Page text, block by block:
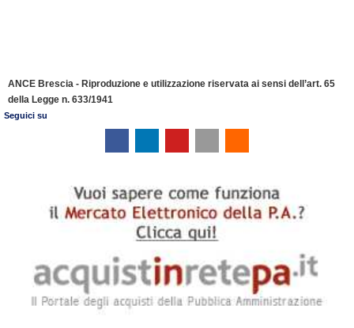
ANCE Brescia - Riproduzione e utilizzazione riservata ai sensi dell’art. 65
della Legge n. 633/1941
Seguici su